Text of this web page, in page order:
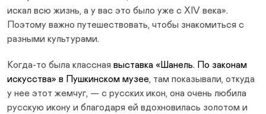
искал всю жизнь, а у вас это было уже с XIV века».
Поэтому важно путешествовать, чтобы знакомиться с
разными культурами.
Когда-то была классная выставка «Шанель. По законам
искусства» в Пушкинском музее, там показывали, откуда
у нее этот жемчуг, — с русских икон, она очень любила
русскую икону и благодаря ей вдохновилась золотом и